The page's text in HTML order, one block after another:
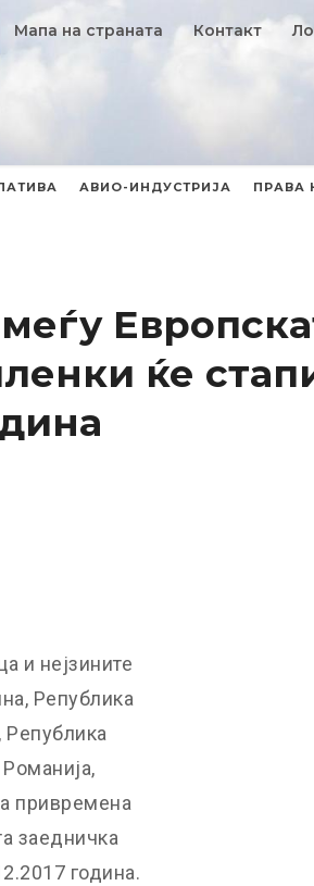
Мапа на страната Контакт
АВИО-ИНДУСТРИЈА ПРАВА
ќе
и нејзините
Република
Република
привремена
заедничка
година.